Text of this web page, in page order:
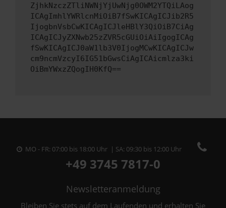
ZjhkNzczZTliNWNjYjUwNjg0OWM2YTQiLAog
ICAgImhlYWRlcnMiOiB7fSwKICAgICJib2R5
IjogbnVsbCwKICAgICJleHBlY3QiOiB7CiAg
ICAgICJyZXNwb25zZVR5cGUiOiAiIgogICAg
fSwKICAgICJ0aW1lb3V0IjogMCwKICAgICJw
cm9ncmVzcyI6IG51bGwsCiAgICAicmlza3ki
OiBmYWxzZQogIH0KfQ==
MO - FR: 07:00 bis 18:00 Uhr | SA: 09:30 bis 12:00 Uhr
+49 3745 7817-0
Newsletteranmeldung
Bleiben Sie stets auf dem Laufenden und erhalten Sie